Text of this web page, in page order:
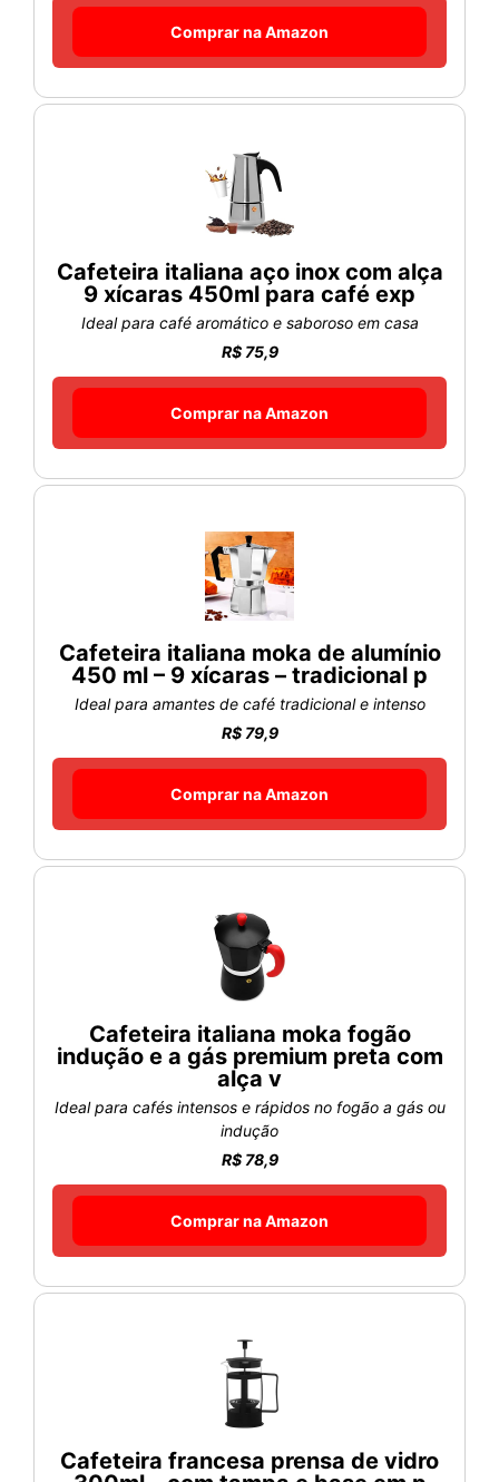
Comprar na Amazon
Cafeteira italiana aço inox com alça
9 xícaras 450ml para café exp
Ideal para café aromático e saboroso em casa
R$ 75,9
Comprar na Amazon
Cafeteira italiana moka de alumínio
450 ml – 9 xícaras – tradicional p
Ideal para amantes de café tradicional e intenso
R$ 79,9
Comprar na Amazon
Cafeteira italiana moka fogão
indução e a gás premium preta com
alça v
Ideal para cafés intensos e rápidos no fogão a gás ou
indução
R$ 78,9
Comprar na Amazon
Cafeteira francesa prensa de vidro